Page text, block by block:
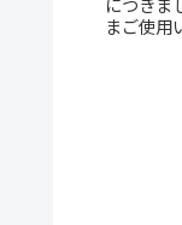
まご使用